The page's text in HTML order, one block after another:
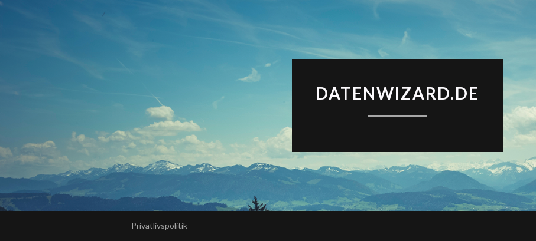
DATENWIZARD.DE
Privatlivspolitik